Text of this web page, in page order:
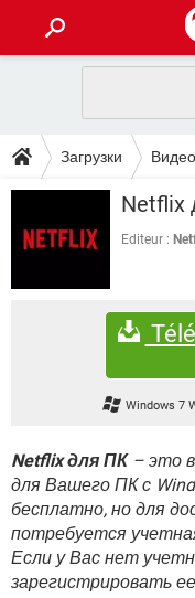
INSTAGRAM
ВКОНТАКТЕ
ПОЛЕЗНЫЕ СОВЕТЫ
TIKTOK
TIKTOK
ФОРУМ
WINDOWS 10
YANDEX
ЭНЦИКЛОПЕДИЯ
WINDOWS 10
YANDEX
Загрузки Видео
Netflix
Editeur :
Windows 7
Netflix для ПК– это
для Вашего ПК с
бесплатно, но для
потребуется
Если у Вас нет
зарегистрировать ее